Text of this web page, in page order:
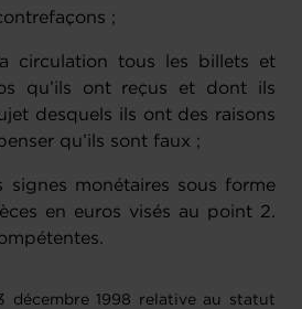
;
circulation tous les billets et
qu’ils ont reçus et dont ils
desquels ils ont des raisons
qu’ils sont faux ;
signes monétaires sous forme
en euros visés au point 2.
décembre 1998 relative au statut